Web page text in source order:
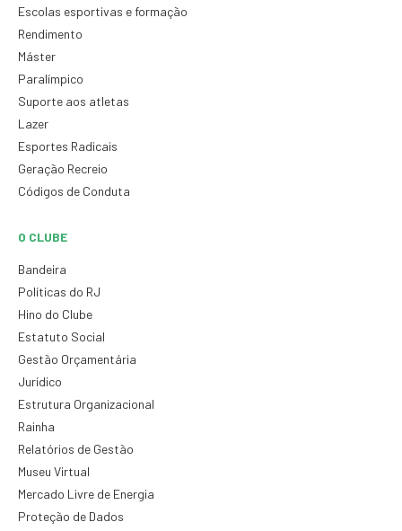
Escolas esportivas e formação
Rendimento
Máster
Paralímpico
Suporte aos atletas
Lazer
Esportes Radicais
Geração Recreio
Códigos de Conduta
O CLUBE
Bandeira
Políticas do RJ
Hino do Clube
Estatuto Social
Gestão Orçamentária
Jurídico
Estrutura Organizacional
Rainha
Relatórios de Gestão
Museu Virtual
Mercado Livre de Energia
Proteção de Dados